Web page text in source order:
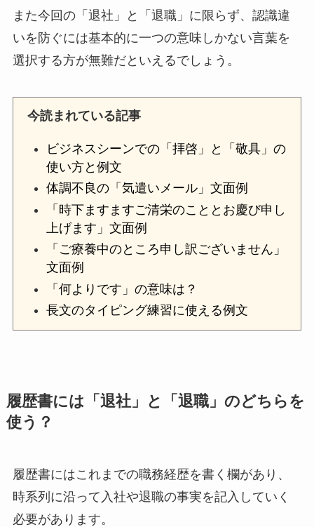
また今回の「退社」と「退職」に限らず、認識違
いを防ぐには基本的に一つの意味しかない言葉を
選択する方が無難だといえるでしょう。
今読まれている記事
ビジネスシーンでの「拝啓」と「敬具」の
使い方と例文
体調不良の「気遣いメール」文面例
「時下ますますご清栄のこととお慶び申し
上げます」文面例
「ご療養中のところ申し訳ございません」
文面例
「何よりです」の意味は？
長文のタイピング練習に使える例文
履歴書には「退社」と「退職」のどちらを
使う？
履歴書にはこれまでの職務経歴を書く欄があり、
時系列に沿って入社や退職の事実を記入していく
必要があります。